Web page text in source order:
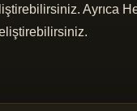
Ayrıca